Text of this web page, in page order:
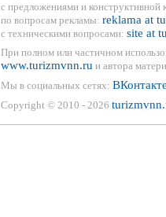
с предложениями и конструктивной
по вопросам рекламы: reklama at
с техническими вопросами: site at
При полном или частичном
www.turizmvnn.ru и автора
Мы в социальных сетях:
Copyright © 2010 - 2026